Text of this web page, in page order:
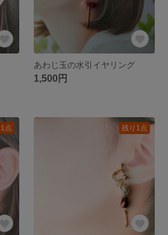
あわじ玉の水引イヤリング
1,500円
点 残り1点